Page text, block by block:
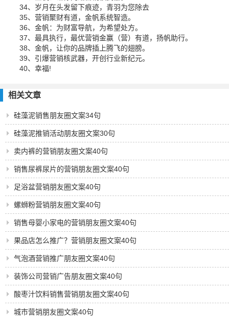
34、岁月在头发留下痕迹，青羽为您除去
35、营销聚财有道，金帆系统智造。
36、金帆：为财富导航，为希望处方。
37、最具执行，最优营销金赢（营）有道，扬帆助行。
38、金帆，让你的品牌插上腾飞的翅膀。
39、引爆营销核武器，开创行业新纪元。
40、幸福!
相关文章
硅藻泥销售朋友圈文案34句
硅藻泥推销活动朋友圈文案30句
卖内裤的营销朋友圈文案40句
销售尿裤尿片的营销朋友圈文案40句
足浴盆营销朋友圈文案40句
螺蛳粉营销朋友圈文案40句
销售母婴小家电的营销朋友圈文案40句
果品店怎么推广？营销朋友圈文案40句
气泡酒营销推广朋友圈文案40句
装饰公司营销广告朋友圈文案40句
酸枣汁饮料销售营销朋友圈文案40句
城市营销朋友圈文案40句